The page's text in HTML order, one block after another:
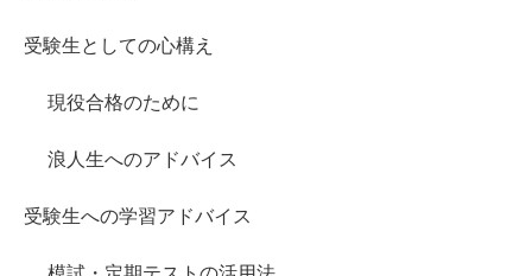
受験生としての心構え
現役合格のために
浪人生へのアドバイス
受験生への学習アドバイス